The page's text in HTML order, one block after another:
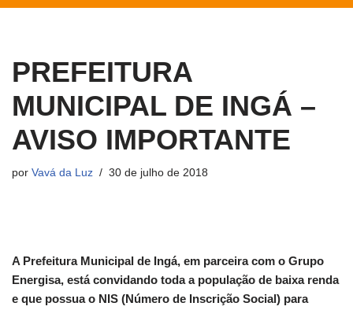
PREFEITURA
MUNICIPAL DE INGÁ –
AVISO IMPORTANTE
por Vavá da Luz 30 de julho de 2018
A Prefeitura Municipal de Ingá, em parceira com o Grupo
Energisa, está convidando toda a população de baixa renda
e que possua o NIS (Número de Inscrição Social) para